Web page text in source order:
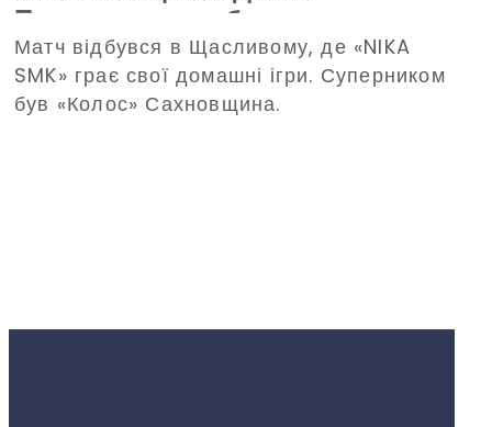
Парамонов, здобув впевнену
перемогу в Чемпіонаті
Харківщини з футболу
Матч відбувся в Щасливому, де «NIKA
SMK» грає свої домашні ігри. Суперником
був «Колос» Сахновщина.